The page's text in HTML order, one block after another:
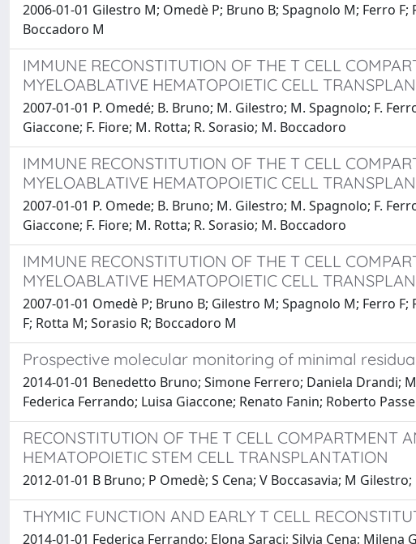
2006-01-01 Gilestro M; Omedè P; Bruno B; Spagnolo M; Ferro
Boccadoro M
IMMUNE RECONSTITUTION OF THE T CELL
MYELOABLATIVE HEMATOPOIETIC CELL
2007-01-01 P. Omedé; B. Bruno; M. Gilestro; M. Spagnolo; F.
Giaccone; F. Fiore; M. Rotta; R. Sorasio; M. Boccadoro
IMMUNE RECONSTITUTION OF THE T CELL
MYELOABLATIVE HEMATOPOIETIC CELL
2007-01-01 P. Omede; B. Bruno; M. Gilestro; M. Spagnolo; F.
Giaccone; F. Fiore; M. Rotta; R. Sorasio; M. Boccadoro
IMMUNE RECONSTITUTION OF THE T CELL
MYELOABLATIVE HEMATOPOIETIC CELL
2007-01-01 Omedè P; Bruno B; Gilestro M; Spagnolo M; Ferro
F; Rotta M; Sorasio R; Boccadoro M
Prospective molecular monitoring of minimal
2014-01-01 Benedetto Bruno; Simone Ferrero; Daniela Drandi;
Federica Ferrando; Luisa Giaccone; Renato Fanin; Roberto
RECONSTITUTION OF THE T CELL COMPARTMENT
HEMATOPOIETIC STEM CELL TRANSPLANTATION
2012-01-01 B Bruno; P Omedè; S Cena; V Boccasavia; M
THYMIC FUNCTION AND EARLY T CELL
2014-01-01 Federica Ferrando; Elona Saraci; Silvia Cena;